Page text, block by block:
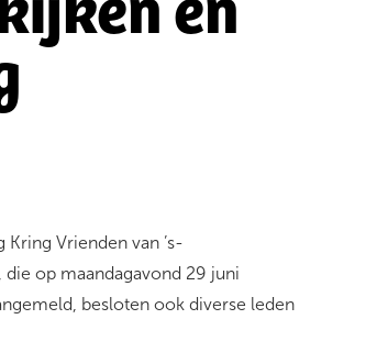
Vrienden van ’s-
op maandagavond 29 juni
besloten ook diverse leden